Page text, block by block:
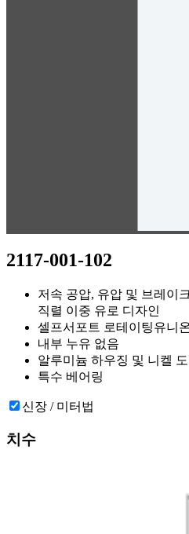
2117-001-102
저속 공압, 유압 및 브레이
직렬 이중 유로 디자인
셀프서포트 로테이팅유니
내부 누유 없음
알루미늄 하우징 및 니켈
특수 베어링
신장 / 미터법
치수